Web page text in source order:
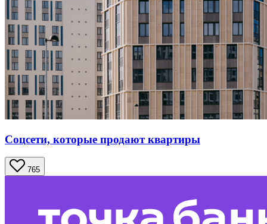
Соцсети, которые продают квартиры
765